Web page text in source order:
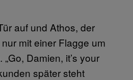
auf und Athos, der
mit einer Flagge um
Damien, it’s your
später steht